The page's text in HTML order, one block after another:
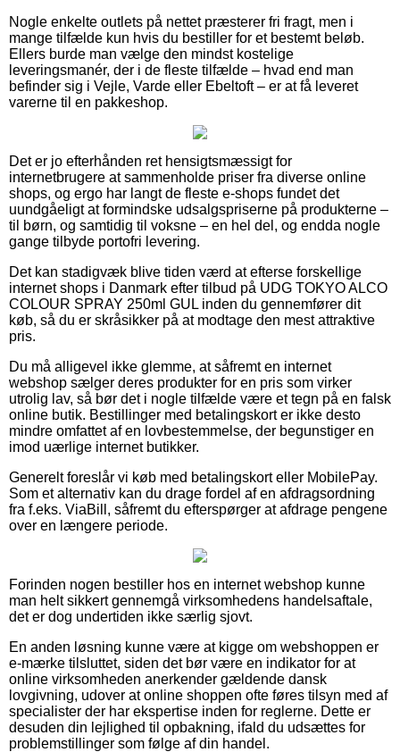
Nogle enkelte outlets på nettet præsterer fri fragt, men i
mange tilfælde kun hvis du bestiller for et bestemt beløb.
Ellers burde man vælge den mindst kostelige
leveringsmanér, der i de fleste tilfælde – hvad end man
befinder sig i Vejle, Varde eller Ebeltoft – er at få leveret
varerne til en pakkeshop.
Det er jo efterhånden ret hensigtsmæssigt for
internetbrugere at sammenholde priser fra diverse online
shops, og ergo har langt de fleste e-shops fundet det
uundgåeligt at formindske udsalgspriserne på produkterne –
til børn, og samtidig til voksne – en hel del, og endda nogle
gange tilbyde portofri levering.
Det kan stadigvæk blive tiden værd at efterse forskellige
internet shops i Danmark efter tilbud på UDG TOKYO ALCO
COLOUR SPRAY 250ml GUL inden du gennemfører dit
køb, så du er skråsikker på at modtage den mest attraktive
pris.
Du må alligevel ikke glemme, at såfremt en internet
webshop sælger deres produkter for en pris som virker
utrolig lav, så bør det i nogle tilfælde være et tegn på en falsk
online butik. Bestillinger med betalingskort er ikke desto
mindre omfattet af en lovbestemmelse, der begunstiger en
imod uærlige internet butikker.
Generelt foreslår vi køb med betalingskort eller MobilePay.
Som et alternativ kan du drage fordel af en afdragsordning
fra f.eks. ViaBill, såfremt du efterspørger at afdrage pengene
over en længere periode.
Forinden nogen bestiller hos en internet webshop kunne
man helt sikkert gennemgå virksomhedens handelsaftale,
det er dog undertiden ikke særlig sjovt.
En anden løsning kunne være at kigge om webshoppen er
e-mærke tilsluttet, siden det bør være en indikator for at
online virksomheden anerkender gældende dansk
lovgivning, udover at online shoppen ofte føres tilsyn med af
specialister der har ekspertise inden for reglerne. Dette er
desuden din lejlighed til opbakning, ifald du udsættes for
problemstillinger som følge af din handel.